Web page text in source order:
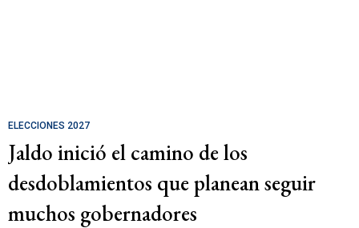
ELECCIONES 2027
Jaldo inició el camino de los
desdoblamientos que planean seguir
muchos gobernadores